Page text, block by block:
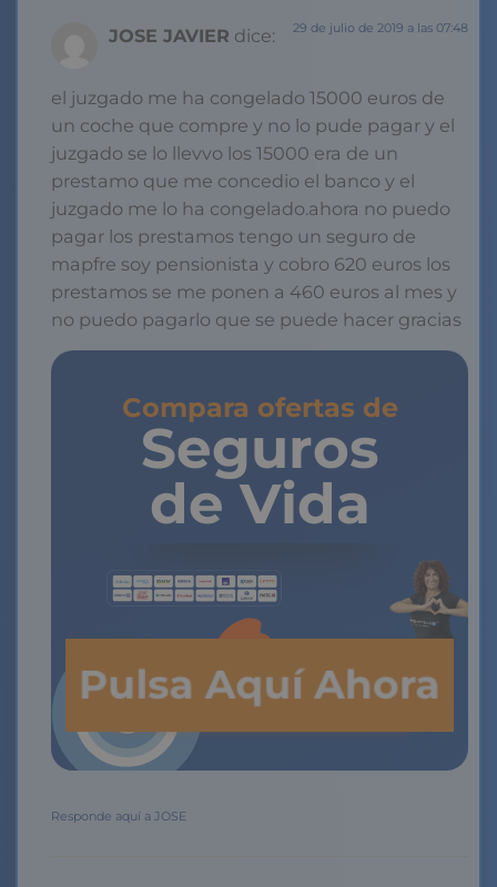
JOSE JAVIER dice: 29 de julio de 2019 a las 07:48
el juzgado me ha congelado 15000 euros de
un coche que compre y no lo pude pagar y el
juzgado se lo llevvo los 15000 era de un
prestamo que me concedio el banco y el
juzgado me lo ha congelado.ahora no puedo
pagar los prestamos tengo un seguro de
mapfre soy pensionista y cobro 620 euros los
prestamos se me ponen a 460 euros al mes y
no puedo pagarlo que se puede hacer gracias
Compara ofertas de
Seguros
de Vida
Pulsa Aquí Ahora
Responde aquí a JOSE